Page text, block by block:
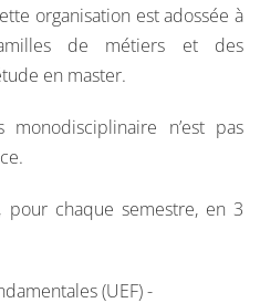
organisation est adossée à
de métiers et des
en master.
n’est pas
pour chaque semestre, en 3
(UEF) -